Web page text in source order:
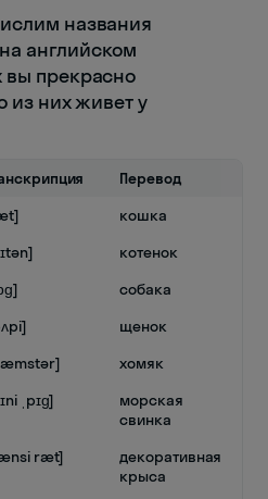
названия
английском
вы прекрасно
из них живет у
Перевод
кошка
котенок
собака
щенок
хомяк
ˌpɪɡ]
морская
свинка
ræt]
декоративная
крыса